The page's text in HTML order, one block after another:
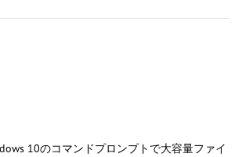
10のコマンドプロンプトで大容量ファイ